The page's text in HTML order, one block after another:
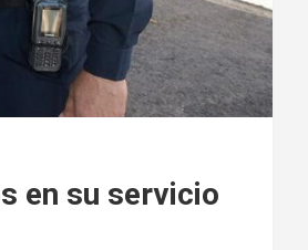
en su servicio